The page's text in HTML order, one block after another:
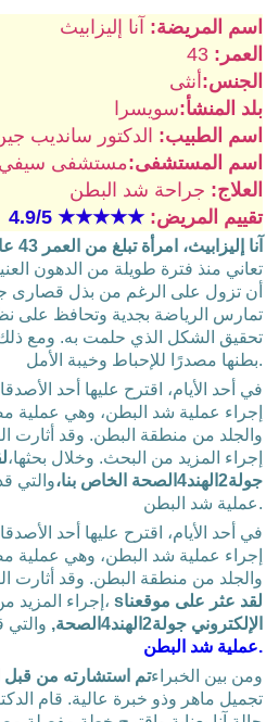
اسم المريضة: آنا إليزابيث
العمر:
الجنس:أنثى
بلد المنشأ:سويسرا
اسم الطبيب: الدكتور سانديب
اسم المستشفى:مستشفى سيفي
العلاج: جراحة شد البطن
تقييم المريض: ★★★★★
4.9/5
آنا إليزابيث، امرأة تبلغ من العمر 43 عامًا من سويسرا،
تعاني منذ فترة طويلة من الدهون
أن تزول على الرغم من بذل قصارى
تمارس الرياضة بجدية وتحافظ على
تحقيق الشكل الذي حلمت به. ومع
بطنها مصدرًا للإحباط وخيبة الأمل.
في أحد الأيام، اقترح عليها أحد
إجراء عملية شد البطن، وهي عملية
والجلد من منطقة البطن. وقد أثارت
إجراء المزيد من البحث. وخلال بحثها،
جولة2الهند4الصحة الخاص بنا،
والتي
عملية شد البطن.
في أحد الأيام، اقترح عليها أحد
إجراء عملية شد البطن، وهي عملية
والجلد من منطقة البطن. وقد أثارت
إجراء المزيد من البحث. وخلال بحثها، sلقد عثر على موقعنا
الإلكتروني جولة2الهند4الصحة,
عملية شد البطن.
ومن بين الخبراءتم استشارته من قبل
تجميل ماهر وذو خبرة عالية. قام